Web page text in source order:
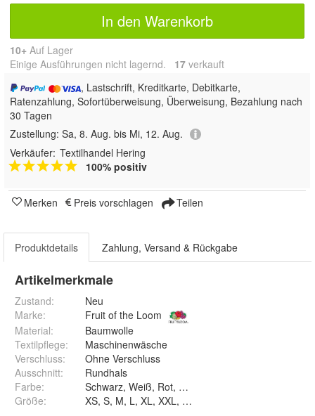
In den Warenkorb
10+ Auf Lager
Einige Ausführungen nicht lagernd. 17 verkauft
, Lastschrift, Kreditkarte, Debitkarte,
Ratenzahlung, Sofortüberweisung, Überweisung, Bezahlung nach
30 Tagen
Zustellung: Sa, 8. Aug. bis Mi, 12. Aug.
Verkäufer: Textilhandel Hering
100% positiv
Merken Preis vorschlagen Teilen
Produktdetails Zahlung, Versand & Rückgabe
Artikelmerkmale
Zustand:
Neu
Marke:
Fruit of the Loom
Material:
Baumwolle
Textilpflege:
Maschinenwäsche
Verschluss:
Ohne Verschluss
Ausschnitt:
Rundhals
Farbe:
Größe: